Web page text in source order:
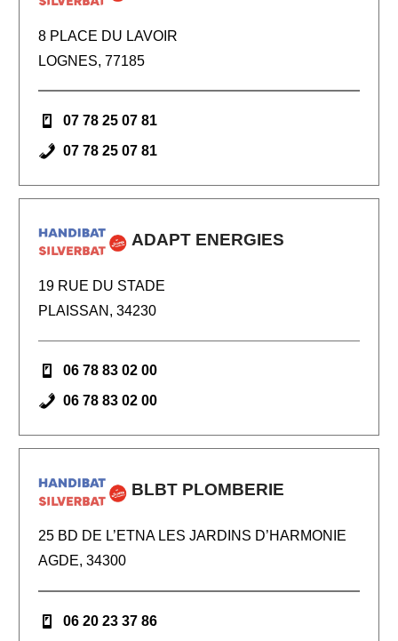
8 PLACE DU LAVOIR
LOGNES, 77185
07 78 25 07 81
07 78 25 07 81
ADAPT ENERGIES
19 RUE DU STADE
PLAISSAN, 34230
06 78 83 02 00
06 78 83 02 00
BLBT PLOMBERIE
25 BD DE L’ETNA LES JARDINS D’HARMONIE
AGDE, 34300
06 20 23 37 86